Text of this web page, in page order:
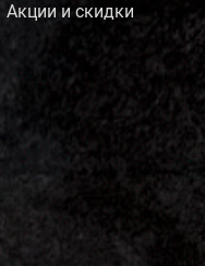
Акции и скидки